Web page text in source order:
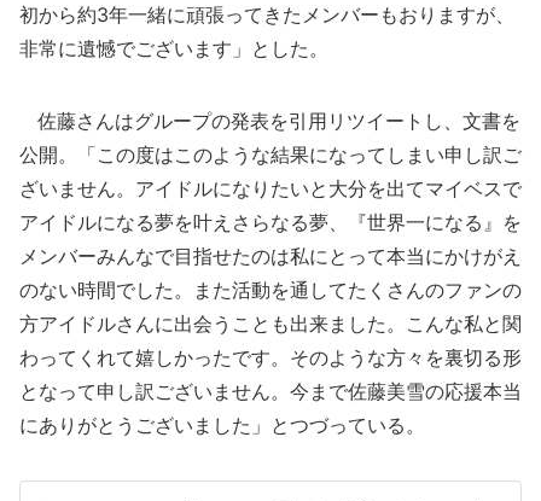
初から約3年一緒に頑張ってきたメンバーもおりますが、
非常に遺憾でございます」とした。
佐藤さんはグループの発表を引用リツイートし、文書を
公開。「この度はこのような結果になってしまい申し訳ご
ざいません。アイドルになりたいと大分を出てマイベスで
アイドルになる夢を叶えさらなる夢、『世界一になる』を
メンバーみんなで目指せたのは私にとって本当にかけがえ
のない時間でした。また活動を通してたくさんのファンの
方アイドルさんに出会うことも出来ました。こんな私と関
わってくれて嬉しかったです。そのような方々を裏切る形
となって申し訳ございません。今まで佐藤美雪の応援本当
にありがとうございました」とつづっている。